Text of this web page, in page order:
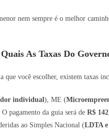
nem sempre é o melhor
Quais As Taxas Do
que você escolher, existem taxas
individual), ME (
. O pagamento da guia será de R$
ao Simples Nacional (LDTA